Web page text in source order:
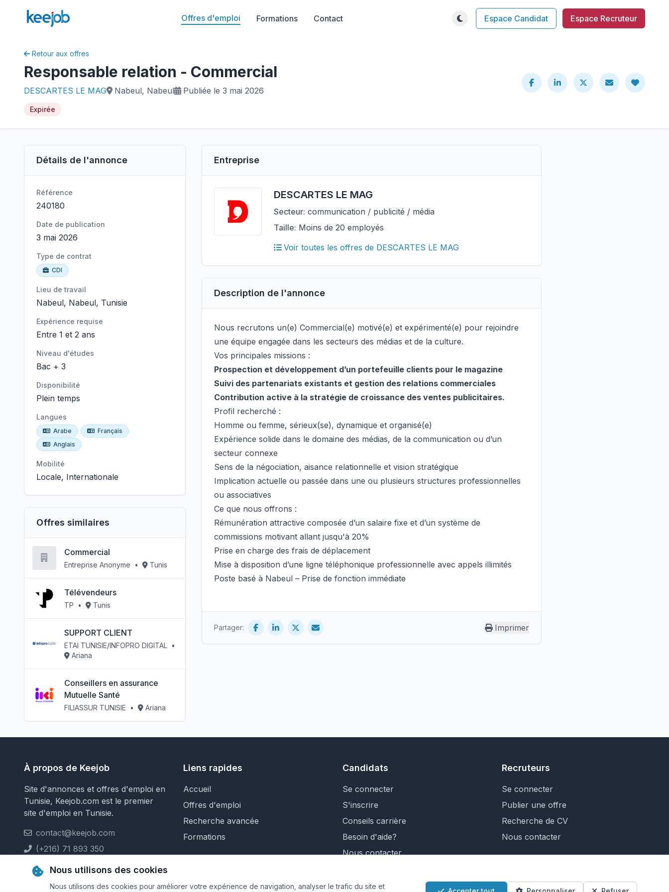
Offres d'emploi Formations Contact Espace Candidat Espace Recruteur
Retour aux offres
Responsable relation - Commercial
DESCARTES LE MAG Nabeul, Nabeul Publiée le 3 mai 2026
Expirée
Détails de l'annonce
Référence
240180
Date de publication
3 mai 2026
Type de contrat
CDI
Lieu de travail
Nabeul, Nabeul, Tunisie
Expérience requise
Entre 1 et 2 ans
Niveau d'études
Bac + 3
Disponibilité
Plein temps
Langues
Arabe
Français
Anglais
Mobilité
Locale, Internationale
Offres similaires
Commercial
Entreprise Anonyme • Tunis
Télévendeurs
TP • Tunis
SUPPORT CLIENT
ETAI TUNISIE/INFOPRO DIGITAL •
Ariana
Conseillers en assurance
Mutuelle Santé
FILIASSUR TUNISIE • Ariana
Entreprise
DESCARTES LE MAG
Secteur: communication / publicité / média
Taille: Moins de 20 employés
Voir toutes les offres de DESCARTES LE MAG
Description de l'annonce
Nous recrutons un(e) Commercial(e) motivé(e) et expérimenté(e) pour rejoindre
une équipe engagée dans les secteurs des médias et de la culture.
Vos principales missions :
Prospection et développement d’un portefeuille clients pour le magazine
Suivi des partenariats existants et gestion des relations commerciales
Contribution active à la stratégie de croissance des ventes publicitaires.
Profil recherché :
Homme ou femme, sérieux(se), dynamique et organisé(e)
Expérience solide dans le domaine des médias, de la communication ou d’un
secteur connexe
Sens de la négociation, aisance relationnelle et vision stratégique
Implication actuelle ou passée dans une ou plusieurs structures professionnelles
ou associatives
Ce que nous offrons :
Rémunération attractive composée d’un salaire fixe et d’un système de
commissions motivant allant jusqu'à 20%
Prise en charge des frais de déplacement
Mise à disposition d’une ligne téléphonique professionnelle avec appels illimités
Poste basé à Nabeul – Prise de fonction immédiate
Partager: Imprimer
À propos de Keejob
Site d'annonces et offres d'emploi en
Tunisie, Keejob.com est le premier
site d'emploi en Tunisie.
contact@keejob.com
(+216) 71 893 350
Liens rapides
Accueil
Offres d'emploi
Recherche avancée
Formations
Candidats
Se connecter
S'inscrire
Conseils carrière
Besoin d'aide?
Nous contacter
Recruteurs
Se connecter
Publier une offre
Recherche de CV
Nous contacter
Nous utilisons des cookies
Nous utilisons des cookies pour améliorer votre expérience de navigation, analyser le trafic du site et